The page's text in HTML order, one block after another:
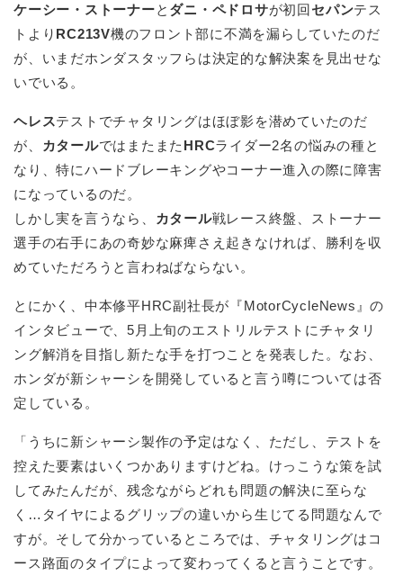
ケーシー・ストーナーと ダニ・ペドロサが初回 セパンテス
トより RC213V機のフロント部に不満を漏らしていたのだ
が、いまだホンダスタッフらは決定的な解決案を見出せな
いでいる。
ヘレステストでチャタリングはほぼ影を潜めていたのだ
が、
カタールではまたまた HRCライダー2名の悩みの種と
なり、特にハードブレーキングやコーナー進入の際に障害
になっているのだ。
しかし実を言うなら、
カタール戦レース終盤、ストーナー
選手の右手にあの奇妙な麻痺さえ起きなければ、勝利を収
めていただろうと言わねばならない。
とにかく、中本修平HRC副社長が『MotorCycleNews』の
インタビューで、5月上旬のエストリルテストにチャタリ
ング解消を目指し新たな手を打つことを発表した。なお、
ホンダが新シャーシを開発していると言う噂については否
定している。
「うちに新シャーシ製作の予定はなく、ただし、テストを
控えた要素はいくつかありますけどね。けっこうな策を試
してみたんだが、残念ながらどれも問題の解決に至らな
く…タイヤによるグリップの違いから生じてる問題なんで
すが。そして分かっているところでは、チャタリングはコ
ース路面のタイプによって変わってくると言うことです。